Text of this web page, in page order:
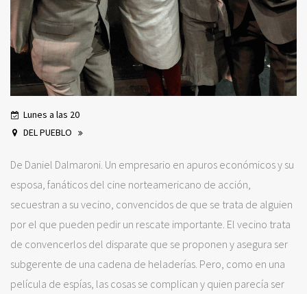
Lunes a las 20
DEL PUEBLO
De Daniel Dalmaroni. Un empresario en apuros económicos y su
esposa, fanáticos del cine norteamericano de acción,
secuestran a su vecino, convencidos de que se trata de alguien
por el que pueden pedir un rescate importante. El vecino trata
de convencerlos del disparate que se proponen y asegura ser
subgerente de una cadena de heladerías. Pero, como en una
película de espías, las cosas se complican y quien parecía ser